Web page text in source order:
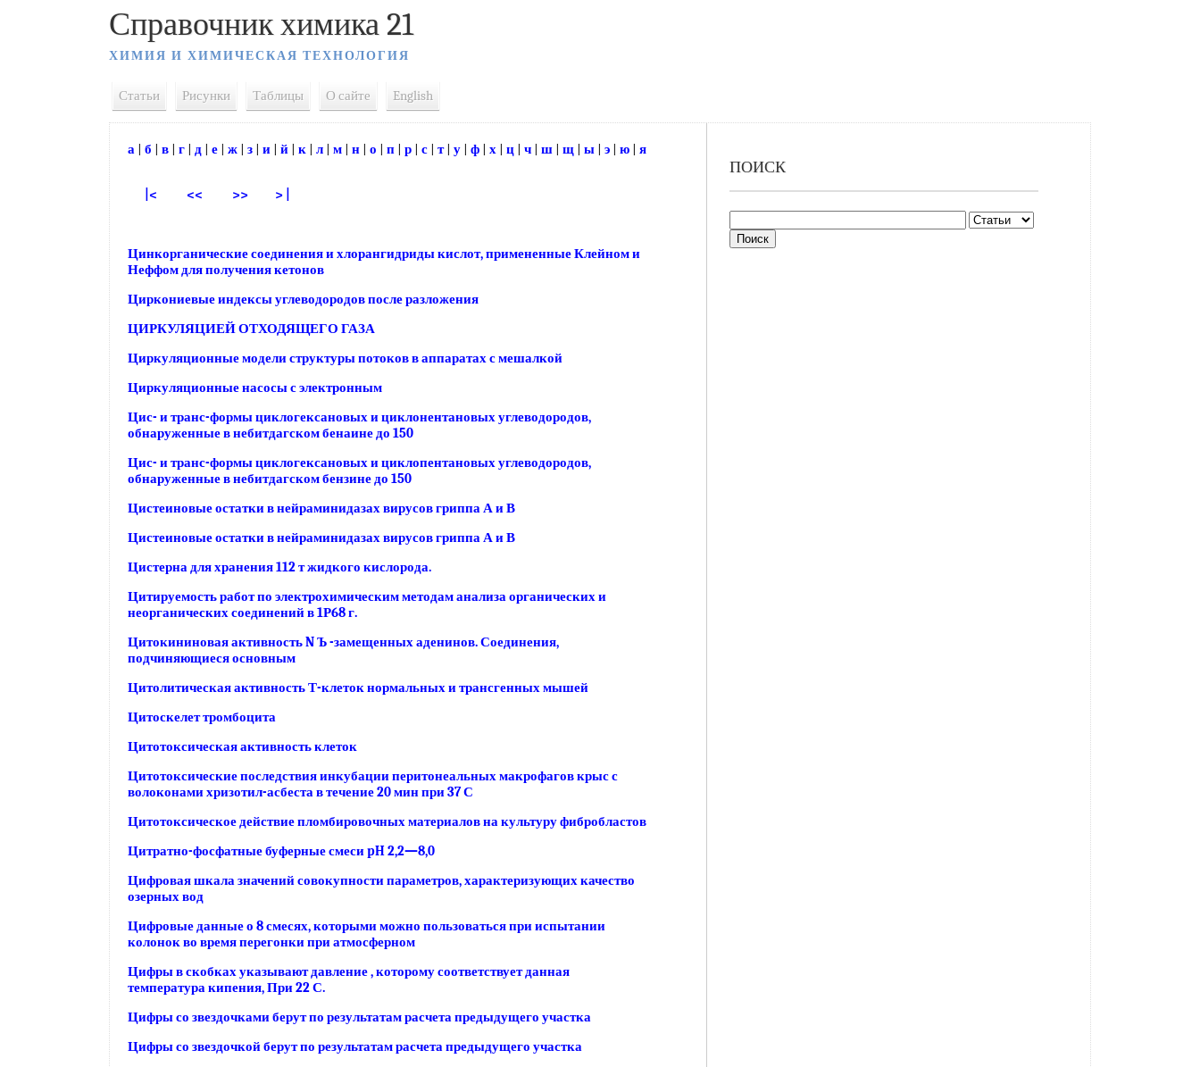
Справочник химика 21
ХИМИЯ И ХИМИЧЕСКАЯ ТЕХНОЛОГИЯ
Статьи Рисунки Таблицы О сайте English
а | б | в | г | д | е | ж | з | и | й | к | л | м | н | о | п | р | с | т | у | ф | х | ц | ч | ш | щ | ы | э | ю | я
|< << >> > |
Цинкорганические соединения и хлорангидриды кислот, примененные Клейном и
Неффом для получения кетонов
Циркониевые индексы углеводородов после разложения
ЦИРКУЛЯЦИЕЙ ОТХОДЯЩЕГО ГАЗА
Циркуляционные модели структуры потоков в аппаратах с мешалкой
Циркуляционные насосы с электронным
Цис- и транс-формы циклогексановых и циклонентановых углеводородов,
обнаруженные в небитдагском бенаине до 150
Цис- и транс-формы циклогексановых и циклопентановых углеводородов,
обнаруженные в небитдагском бензине до 150
Цистеиновые остатки в нейраминидазах вирусов гриппа А и В
Цистеиновые остатки в нейраминидазах вирусов гриппа А и В
Цистерна для хранения 112 т жидкого кислорода.
Цитируемость работ по электрохимическим методам анализа органических и
неорганических соединений в 1Р68 г.
Цитокининовая активность N Ъ -замещенных аденинов. Соединения,
подчиняющиеся основным
Цитолитическая активность Т-клеток нормальных и трансгенных мышей
Цитоскелет тромбоцита
Цитотоксическая активность клеток
Цитотоксические последствия инкубации перитонеальных макрофагов крыс с
волоконами хризотил-асбеста в течение 20 мин при 37 С
Цитотоксическое действие пломбировочных материалов на культуру фибробластов
Цитратно-фосфатные буферные смеси pH 2,2—8,0
Цифровая шкала значений совокупности параметров, характеризующих качество
озерных вод
Цифровые данные о 8 смесях, которыми можно пользоваться при испытании
колонок во время перегонки при атмосферном
Цифры в скобках указывают давление , которому соответствует данная
температура кипения, При 22 С.
Цифры со звездочками берут по результатам расчета предыдущего участка
Цифры со звездочкой берут по результатам расчета предыдущего участка
ПОИСК